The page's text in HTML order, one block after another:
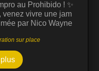
au Prohibido ! ✨
venez vivre une jam
par Nico Wayne
sa maîtrise du jazz,
est ouverte à
sur place